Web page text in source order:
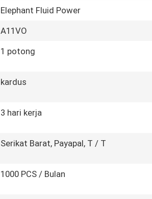
Elephant Fluid Power
A11VO
1 potong
kardus
3 hari kerja
Serikat Barat, Payapal, T / T
1000 PCS / Bulan